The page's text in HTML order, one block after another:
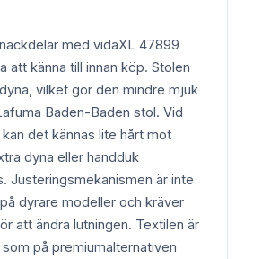
med vidaXL 47899
att känna till innan köp. Stolen
vilket gör den mindre mjuk
Baden-Baden stol. Vid
det kännas lite hårt mot
dyna eller handduk
Justeringsmekanismen är inte
dyrare modeller och kräver
att ändra lutningen. Textilen är
på premiumalternativen